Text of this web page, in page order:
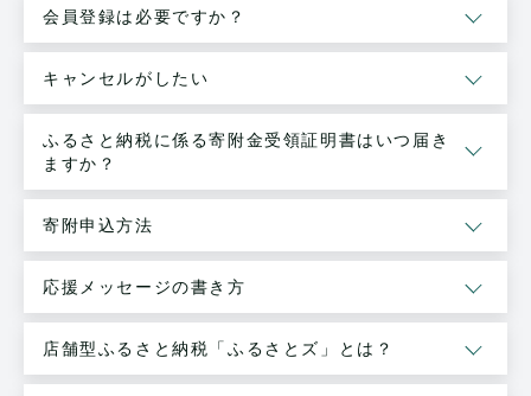
会員登録は必要ですか？
キャンセルがしたい
ふるさと納税に係る寄附金受領証明書はいつ届き
ますか？
寄附申込方法
応援メッセージの書き方
店舗型ふるさと納税「ふるさとズ」とは？